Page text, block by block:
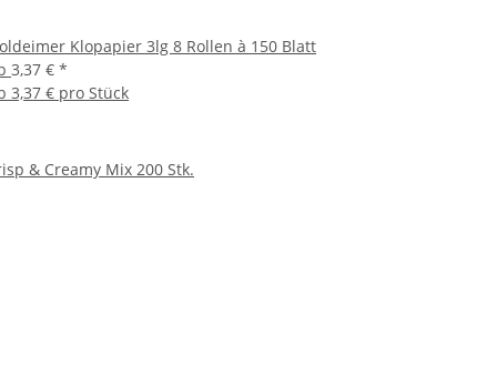
Klopapier 3lg 8 Rollen à 150 Blatt
3,37 € *
3,37 € pro Stück